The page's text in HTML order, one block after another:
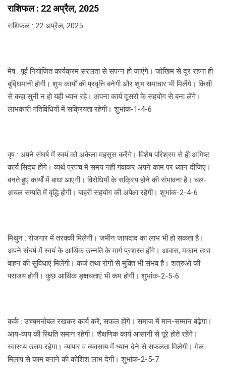
राशिफल : 22 अप्रैल, 2025
राशिफल : 22 अप्रैल, 2025
मेष : पूर्व नियोजित कार्यक्रम सरलता से संपन्न हो जाएंगे। जोखिम से दूर रहना ही
बुद्घिमानी होगी। शुभ कार्यों की प्रवृत्ति बनेगी और शुभ समाचार भी मिलेंगे। किसी
से कहा सुनी न हो यही ध्यान रहे। अपना कार्य दूसरों के सहयोग से बना लेंगे।
लाभकारी गतिविधियों में सक्रियता रहेगी। शुभांक-1-4-6
वृष : अपने संघर्ष में स्वयं को अकेला महसूस करेंगे। विशेष परिश्रम से ही अभिष्ट
कार्य सिद्घ होंगे। व्यर्थ प्रपंच में समय नहीं गंवाकर अपने काम पर ध्यान दीजिए।
बनते हुए कार्यों में बाधा आएगी। विरोधियों के सक्रिय होने की संभावना है। चल-
अचल सम्पति में वृद्धि होगी। बाहरी सहयोग की अपेक्षा रहेगी। शुभांक-2-4-6
मिथुन : रोजगार में तरक्की मिलेगी। जमीन जायदाद का लाभ भी हो सकता है।
अपने संघर्ष में स्वयं के आर्थिक उन्नति के मार्ग प्रशस्त होंगे। आवास, मकान तथा
वाहन की सुविधाएं मिलेंगी। कर्ज तथा रोगों से मुक्ति भी संभव है। शत्रुओं की
पराजय होगी। कुछ आर्थिक ङ्क्षचताएं भी कम होगी। शुभांक-2-5-6
कर्क : उच्चमनोबल रखकर कार्य करें, सफल होंगे। समाज में मान-सम्मान बढ़ेगा।
आय-व्यय की स्थिति समान रहेगी। शैक्षणिक कार्य आसानी से पूरे होते रहेंगे।
स्वास्थ्य उत्तम रहेगा। व्यापार व व्यवसाय में ध्यान देने से सफलता मिलेगी। मेल-
मिलाप से काम बनाने की कोशिश लाभ देगी। शुभांक-2-5-7